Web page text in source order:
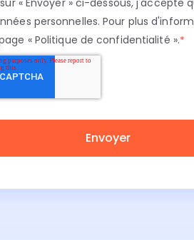
« Envoyer » ci-dessous, j'accepte
personnelles. Pour plus
« Politique de confidentialité ».*